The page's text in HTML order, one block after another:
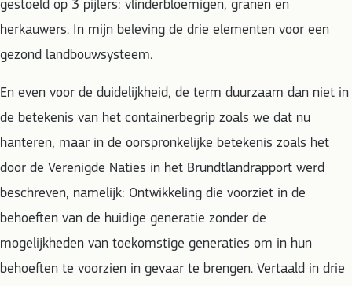
gestoeld op 3 pijlers: vlinderbloemigen, granen en
herkauwers. In mijn beleving de drie elementen voor een
gezond landbouwsysteem.
En even voor de duidelijkheid, de term duurzaam dan niet in
de betekenis van het containerbegrip zoals we dat nu
hanteren, maar in de oorspronkelijke betekenis zoals het
door de Verenigde Naties in het Brundtlandrapport werd
beschreven, namelijk: Ontwikkeling die voorziet in de
behoeften van de huidige generatie zonder de
mogelijkheden van toekomstige generaties om in hun
behoeften te voorzien in gevaar te brengen. Vertaald in drie